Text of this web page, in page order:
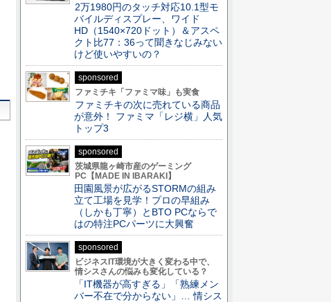
2万1980円のタッチ対応10.1型モ
バイルディスプレー、ワイド
HD（1540×720ドット）＆アスペ
クト比77：36って聞きなじみない
けど使いやすいの？
sponsored
ファミチキ「ファミマ味」も実食
ファミチキの次に売れている商品
が意外！ ファミマ「レジ横」人気
トップ3
sponsored
茨城県龍ヶ崎市産のゲーミング
PC【MADE IN IBARAKI】
田園風景が広がるSTORMの組み
立て工場を見学！プロの早組み
（しかも丁寧）とBTO PCならで
はの特注PCパーツに大興奮
sponsored
ビジネスIT環境が大きく変わる中で、
情シスさんの悩みも変化している？
「IT機器が高すぎる」「熟練メン
バー不在で分からない」… 情シス